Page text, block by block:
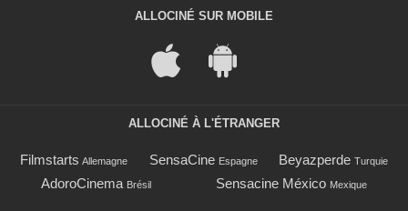
ALLOCINÉ SUR MOBILE
ALLOCINÉ À L'ÉTRANGER
Filmstarts Allemagne SensaCine Espagne Beyazperde Turquie
AdoroCinema Brésil Sensacine México Mexique